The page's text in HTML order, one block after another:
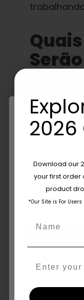
Com
Sniff?
Orange
Company.
Are
The content and
those of legal
By clicking
Download our
your first order
product
*Our Site is For Users